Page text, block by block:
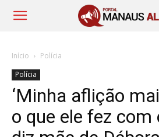
Início
Polícia
Polícia
‘Minha aflição
o que ele fez com